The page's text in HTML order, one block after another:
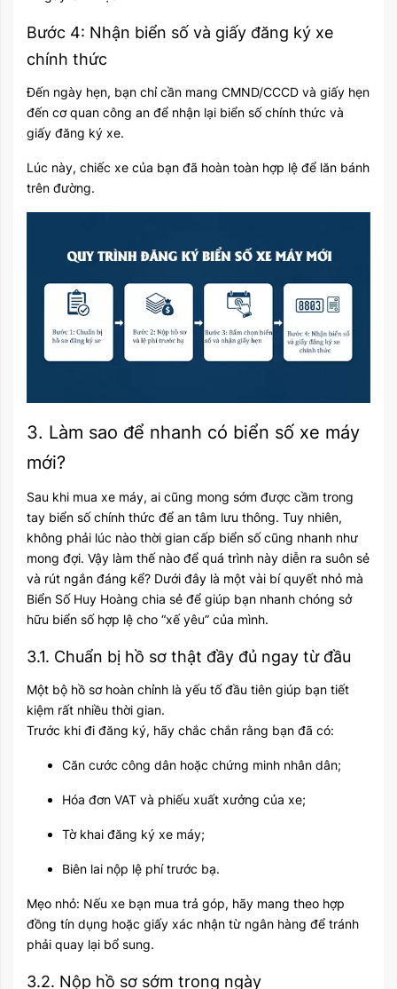
Bước 4: Nhận biển số và giấy đăng ký xe
chính thức
Đến ngày hẹn, bạn chỉ cần mang CMND/CCCD và giấy hẹn
đến cơ quan công an để nhận lại biển số chính thức và
giấy đăng ký xe.
Lúc này, chiếc xe của bạn đã hoàn toàn hợp lệ để lăn bánh
trên đường.
3. Làm sao để nhanh có biển số xe máy
mới?
Sau khi mua xe máy, ai cũng mong sớm được cầm trong
tay biển số chính thức để an tâm lưu thông. Tuy nhiên,
không phải lúc nào thời gian cấp biển số cũng nhanh như
mong đợi. Vậy làm thế nào để quá trình này diễn ra suôn sẻ
và rút ngắn đáng kể? Dưới đây là một vài bí quyết nhỏ mà
Biển Số Huy Hoàng chia sẻ để giúp bạn nhanh chóng sở
hữu biển số hợp lệ cho “xế yêu” của mình.
3.1. Chuẩn bị hồ sơ thật đầy đủ ngay từ đầu
Một bộ hồ sơ hoàn chỉnh là yếu tố đầu tiên giúp bạn tiết
kiệm rất nhiều thời gian.
Trước khi đi đăng ký, hãy chắc chắn rằng bạn đã có:
Căn cước công dân hoặc chứng minh nhân dân;
Hóa đơn VAT và phiếu xuất xưởng của xe;
Tờ khai đăng ký xe máy;
Biên lai nộp lệ phí trước bạ.
Mẹo nhỏ: Nếu xe bạn mua trả góp, hãy mang theo hợp
đồng tín dụng hoặc giấy xác nhận từ ngân hàng để tránh
phải quay lại bổ sung.
3.2. Nộp hồ sơ sớm trong ngày